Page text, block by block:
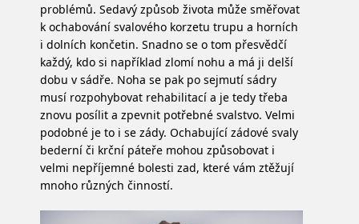
problémů. Sedavý způsob života může směřovat
k ochabování svalového korzetu trupu a horních
i dolních končetin. Snadno se o tom přesvědčí
každý, kdo si například zlomí nohu a má ji delší
dobu v sádře. Noha se pak po sejmutí sádry
musí rozpohybovat rehabilitací a je tedy třeba
znovu posílit a zpevnit potřebné svalstvo. Velmi
podobné je to i se zády. Ochabující zádové svaly
bederní či krční páteře mohou způsobovat i
velmi nepříjemné bolesti zad, které vám ztěžují
mnoho různých činností.